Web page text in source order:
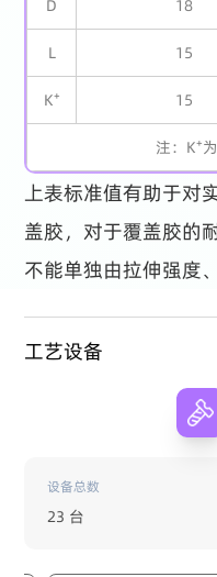
D 18
L 15
K⁺ 15
注：K⁺
上表标准值有助于对
盖胶，对于覆盖胶的
不能单独由拉伸强度
工艺设备
设备总数
23 台